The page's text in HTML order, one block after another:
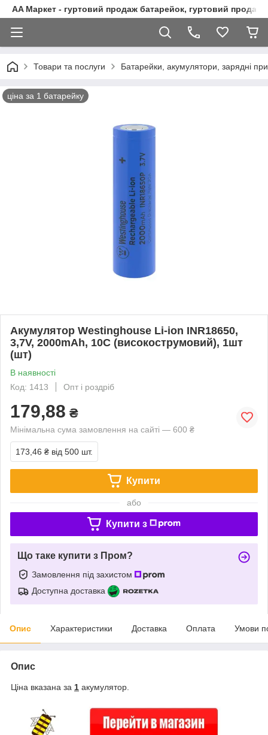
AA Маркет - гуртовий продаж батарейок, гуртовий продаж
Товари та послуги Батарейки, акумулятори, зарядні
ціна за 1 батарейку
Акумулятор Westinghouse Li-ion INR18650,
3,7V, 2000mAh, 10С (високострумовий), 1шт
(шт)
В наявності
Код: 1413
Опт і роздріб
179,88 ₴
Мінімальна сума замовлення на сайті — 600 ₴
173,46 ₴ від 500 шт.
Купити
або
Купити з
Що таке купити з Пром?
Замовлення під захистом
Доступна доставка
Опис Характеристики Доставка Оплата Умови
Опис
Ціна вказана за 1 акумулятор.